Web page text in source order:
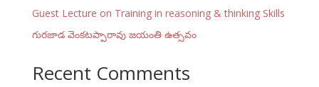
Guest Lecture on Training in reasoning & thinking Skills
గురజాడ వెంకటప్పారావు జయంతి ఉత్సవం
Recent Comments